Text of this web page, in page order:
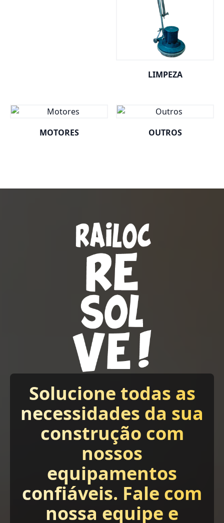
LIMPEZA
MOTORES OUTROS
Solucione todas as
necessidades da sua
construção com
nossos
equipamentos
confiáveis. Fale com
nossa equipe e